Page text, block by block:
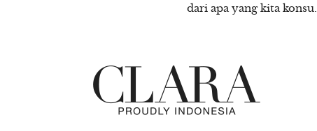
dari apa yang kita konsu...